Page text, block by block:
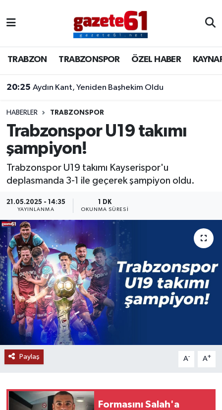
TRABZON TRABZONSPOR ÖZEL HABER
20:25 Aydın Kant, Yeniden Başhekim Oldu
HABERLER TRABZONSPOR
Trabzonspor U19 takımı
şampiyon!
Trabzonspor U19 takımı Kayserispor'u
deplasmanda 3-1 ile geçerek şampiyon oldu.
21.05.2025 - 14:35
YAYINLANMA
1 DK
OKUNMA SÜRESI
Paylaş A- A+
Formasını Salah'a
TRABZONSPOR
ÖZEL HABER
KAYNAR KAZAN
SİYASET
GÜNDEM
Trabzon Nöbetçi Eczaneler
Trabzon Hava Durumu
Trabzon Namaz Vakitleri
Trabzon Trafik Yoğunluk Haritası
Süper Lig Puan Durumu ve Fikstür
Tüm Manşetler
Haber Arşivi